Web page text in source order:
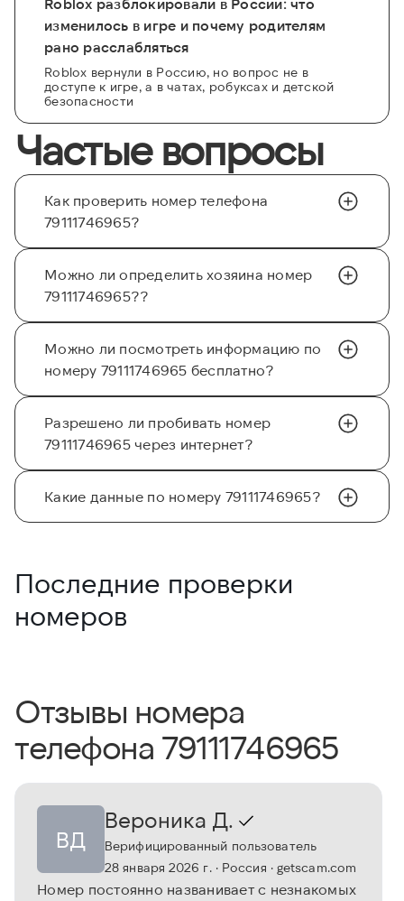
изменилось в игре и почему родителям
рано расслабляться
Roblox вернули в Россию, но вопрос не в
доступе к игре, а в чатах, робуксах и детской
безопасности
Частые вопросы
Как проверить номер телефона
79111746965?
Можно ли определить хозяина номер
79111746965??
Можно ли посмотреть информацию по
номеру 79111746965 бесплатно?
Разрешено ли пробивать номер
79111746965 через интернет?
Какие данные по номеру 79111746965?
Последние проверки
номеров
Отзывы номера
телефона 79111746965
ВД
Вероника Д.
Верифицированный пользователь
28 января 2026 г.· Россия · getscam.com
Номер постоянно названивает с незнакомых